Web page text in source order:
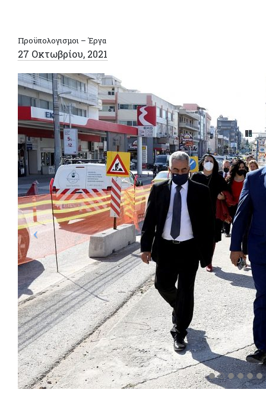
Προϋπολογισμοι – Έργα
27 Οκτωβρίου, 2021